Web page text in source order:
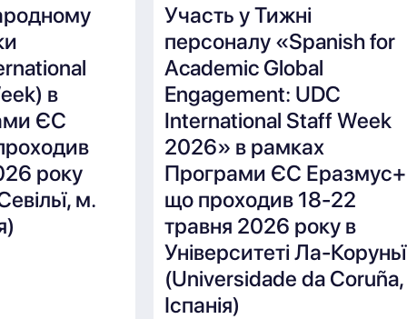
в
ЄС
року
м.
Участь у Тижні
персоналу «Spanish for
Academic Global
Engagement: UDC
International Staff Week
2026» в рамках
Програми ЄС
що проходив 18-22
травня 2026 року в
Університеті Ла-Коруньї
(Universidade da Coruña,
Іспанія)